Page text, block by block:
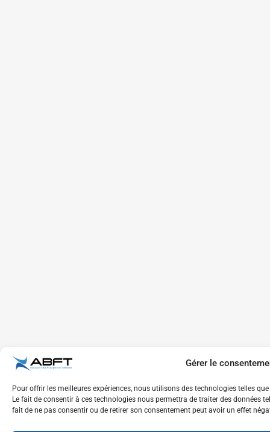
Gérer le
Pour offrir les meilleures expériences, nous utilisons des technologies telles
Le fait de consentir à ces technologies nous permettra de traiter des données
fait de ne pas consentir ou de retirer son consentement peut avoir un effet